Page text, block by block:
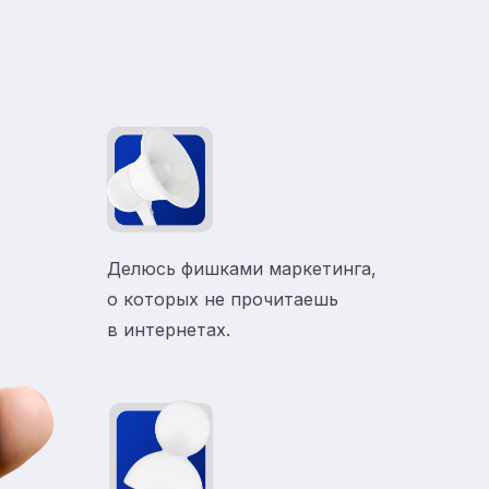
Делюсь фишками маркетинга,
о которых не прочитаешь
в интернетах.